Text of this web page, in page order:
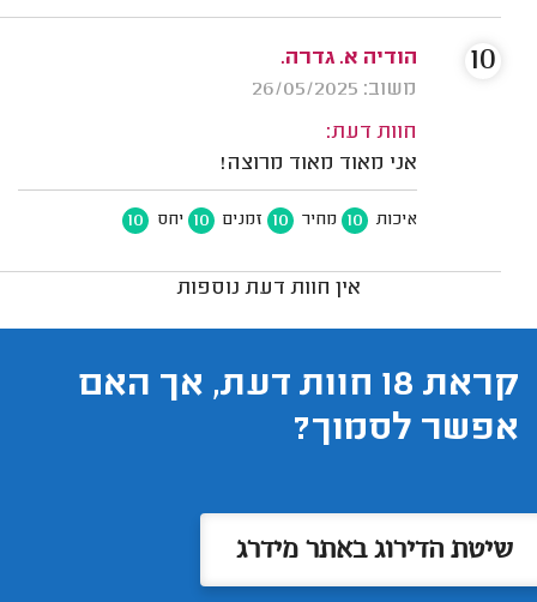
הודיה א. גדרה.
משוב: 26/05/2025
חוות דעת:
אני מאוד מאוד מרוצה!
איכות 10 מחיר 10 זמנים 10 יחס 10
10
אין חוות דעת נוספות
קראת 18 חוות דעת, אך האם
אפשר לסמוך?
שיטת הדירוג באתר מידרג